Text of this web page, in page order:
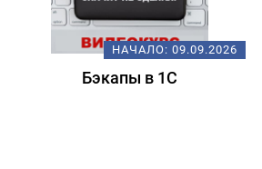
НАЧАЛО: 09.09.2026
Бэкапы в 1С